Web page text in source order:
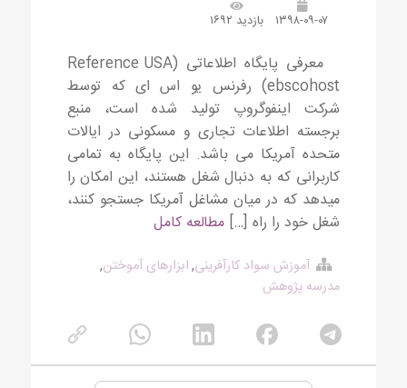
۱۳۹۸-۰۹-۰۷ بازدید ۱۶۹۲
معرفی پایگاه اطلاعاتی (Reference USA
(ebscohost رفرنس یو اس ای که توسط
شرکت اینفوگروپ تولید شده است، منبع
برجسته اطلاعات تجاری و مسکونی در ایالات
متحده آمریکا می باشد. این پایگاه به تمامی
کاربرانی که به دنبال شغل هستند، این امکان را
می­دهد که در میان مشاغل آمریکا جستجو کنند،
شغل خود را راه […] مطالعه کامل
آموزش سواد کارآفرینی,ابزارهای آموختن,
مدرسه پژوهش